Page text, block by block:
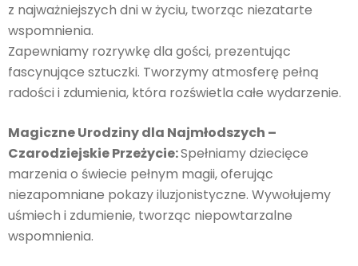
z najważniejszych dni w życiu, tworząc niezatarte
wspomnienia.
Zapewniamy rozrywkę dla gości, prezentując
fascynujące sztuczki. Tworzymy atmosferę pełną
radości i zdumienia, która rozświetla całe wydarzenie.
Magiczne Urodziny dla Najmłodszych –
Czarodziejskie Przeżycie:Spełniamy dziecięce
marzenia o świecie pełnym magii, oferując
niezapomniane pokazy iluzjonistyczne. Wywołujemy
uśmiech i zdumienie, tworząc niepowtarzalne
wspomnienia.